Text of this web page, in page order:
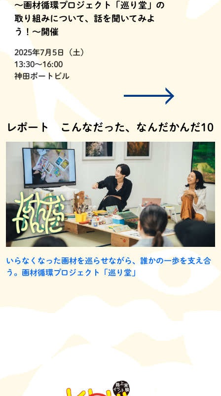
〜画材循環プロジェクト「巡り堂」の
取り組みについて、話を聞いてみよ
う！〜開催
2025年7月5日（土）
13:30〜16:00
神田ポートビル
レポート こんなだった、なんだかんだ10
いらなくなった画材を巡らせながら、誰かの一歩を支え合
う。画材循環プロジェクト「巡り堂」